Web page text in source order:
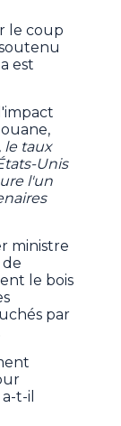
le coup
est
le taux
Unis
l'un
ministre
le bois
par
t-il